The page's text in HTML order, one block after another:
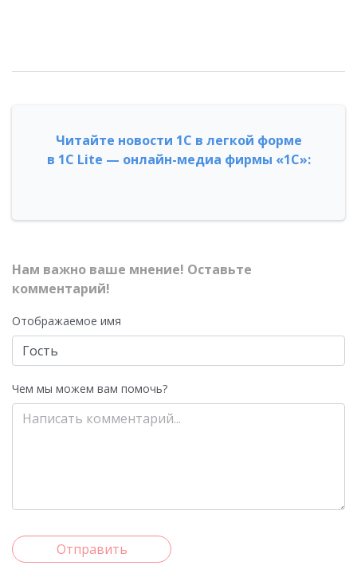
Читайте новости 1С в легкой форме
в 1С Lite — онлайн-медиа фирмы «1С»:
Нам важно ваше мнение! Оставьте
комментарий!
Отображаемое имя
Чем мы можем вам помочь?
Отправить